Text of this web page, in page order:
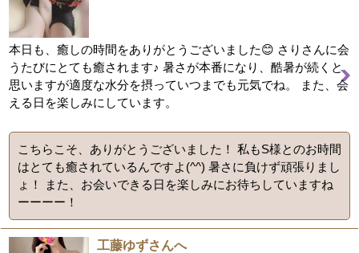
本日も、癒しの時間をありがとうございました😊 さりさんに会
うたびにとても癒されます♪ 暑さが本番になり、酷暑が続くと
思いますが適度な水分を摂っていつまでも元気でね。 また、会
える日を楽しみにしています。
こちらこそ、ありがとうございました！ 私もS様とのお時間
はとても癒されているんですよ(^^) 暑さに負けず頑張りまし
ょ！ また、お会いできる日を楽しみにお待ちしていますね
ーーーー！
工藤ゆずさんへ